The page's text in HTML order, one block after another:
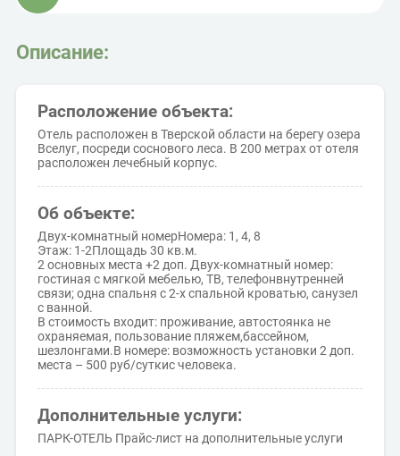
Описание:
Расположение объекта:
Отель расположен в Тверской области на берегу озера
Вселуг, посреди соснового леса. В 200 метрах от отеля
расположен лечебный корпус.
Об объекте:
Двух-комнатный номерНомера: 1, 4, 8
Этаж: 1-2Площадь 30 кв.м.
2 основных места +2 доп. Двух-комнатный номер:
гостиная с мягкой мебелью, ТВ, телефонвнутренней
связи; одна спальня с 2-х спальной кроватью, санузел
с ванной.
В стоимость входит: проживание, автостоянка не
охраняемая, пользование пляжем,бассейном,
шезлонгами.В номере: возможность установки 2 доп.
места – 500 руб/суткис человека.
Дополнительные услуги:
ПАРК-ОТЕЛЬ Прайс-лист на дополнительные услуги